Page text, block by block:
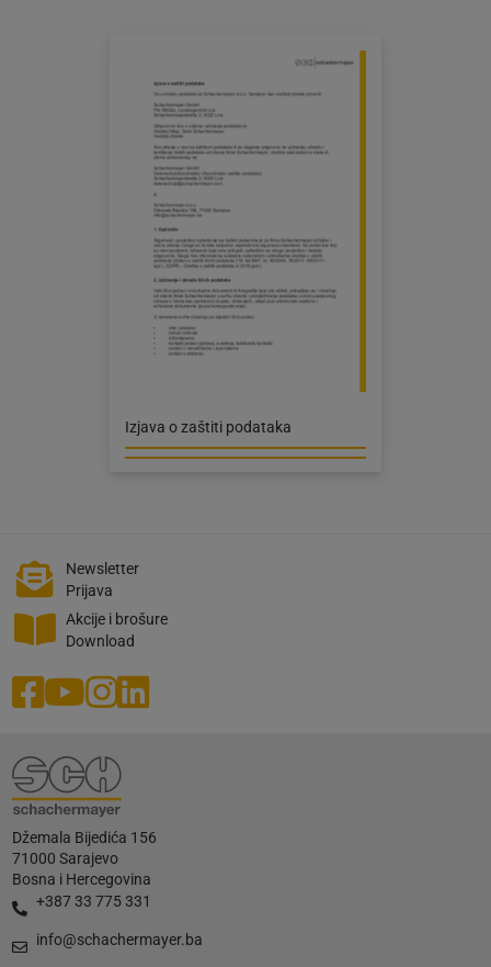
Izjava o zaštiti podataka
Newsletter
Prijava
Akcije i brošure
Download
Džemala Bijedića 156
71000 Sarajevo
Bosna i Hercegovina
+387 33 775 331
info@schachermayer.ba